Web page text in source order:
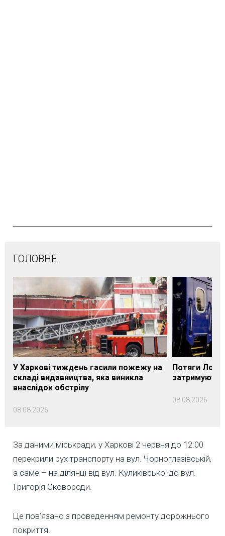
ГОЛОВНЕ
У Харкові тиждень гасили пожежу на
складі видавництва, яка виникла
внаслідок обстрілу
08.08.2026
Потяги
08.08.2026
За даними міськради, у Харкові 2 червня до 12:00
перекрили рух транспорту на вул. Чорноглазівській,
а саме – на ділянці від вул. Куликівської до вул.
Григорія Сковороди.
Це пов’язано з проведенням ремонту дорожнього
покриття.